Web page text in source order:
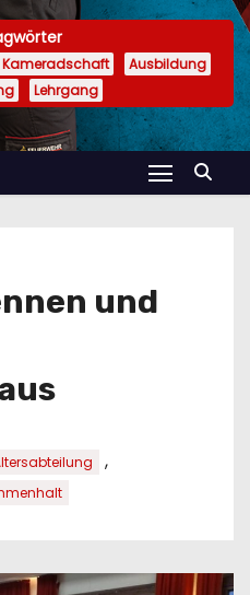
Kameradschaft
Ausbildung
Lehrgang
und
,